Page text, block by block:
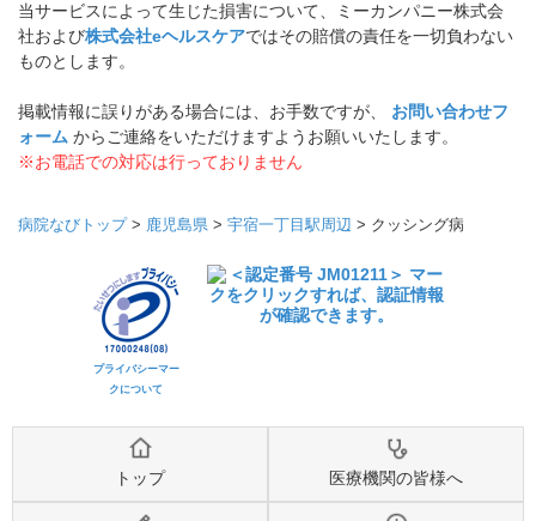
当サービスによって生じた損害について、ミーカンパニー株式会
社および株式会社eヘルスケアではその賠償の責任を一切負わない
ものとします。
掲載情報に誤りがある場合には、お手数ですが、 お問い合わせフ
ォーム からご連絡をいただけますようお願いいたします。
※お電話での対応は行っておりません
病院なびトップ> 鹿児島県 > 宇宿一丁目駅周辺 > クッシング病
プライバシーマー
クについて
トップ 医療機関の皆様へ